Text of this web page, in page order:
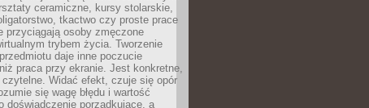
ceramiczne, kursy stolarskie,
tkactwo czy proste prace
przyciągają osoby zmęczone
trybem życia. Tworzenie
daje inne poczucie
praca przy ekranie. Jest konkretne,
czytelne. Widać efekt, czuje się opór
się wagę błędu i wartość
doświadczenie porządkujące, a